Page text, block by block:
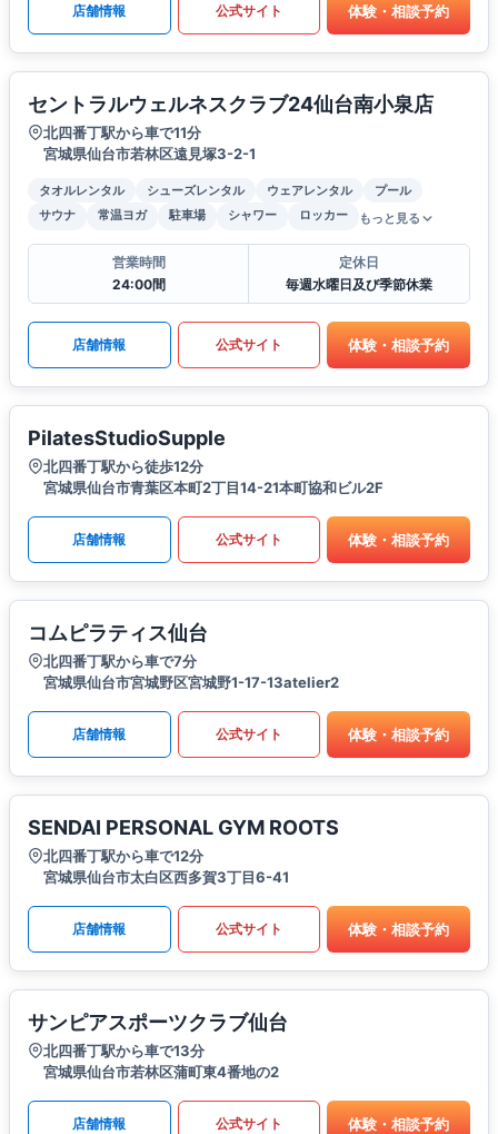
店舗情報 公式サイト 体験・相談予約
セントラルウェルネスクラブ24仙台南小泉店
北四番丁駅から車で11分
宮城県仙台市若林区遠見塚3-2-1
タオルレンタル シューズレンタル ウェアレンタル
プール
サウナ
常温ヨガ 駐車場 シャワー ロッカー もっと見る
営業時間
24:00間
定休日
毎週水曜日及び季節休業
店舗情報 公式サイト 体験・相談予約
PilatesStudioSupple
北四番丁駅から徒歩12分
宮城県仙台市青葉区本町2丁目14-21本町協和ビル2F
店舗情報 公式サイト 体験・相談予約
コムピラティス仙台
北四番丁駅から車で7分
宮城県仙台市宮城野区宮城野1-17-13atelier2
店舗情報 公式サイト 体験・相談予約
SENDAI PERSONAL GYM ROOTS
北四番丁駅から車で12分
宮城県仙台市太白区西多賀3丁目6-41
店舗情報 公式サイト 体験・相談予約
サンピアスポーツクラブ仙台
北四番丁駅から車で13分
宮城県仙台市若林区蒲町東4番地の2
店舗情報 公式サイト 体験・相談予約